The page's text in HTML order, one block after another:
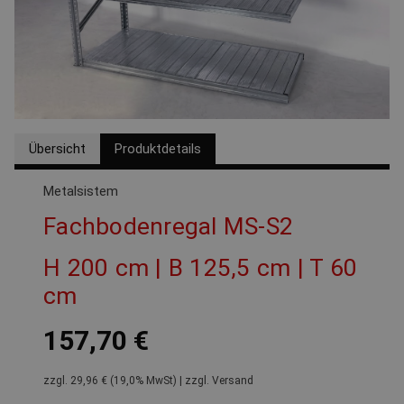
Übersicht Produktdetails
Metalsistem
Fachbodenregal MS-S2
H 200 cm | B 125,5 cm | T 60
cm
157,70 €
zzgl. 29,96 € (19,0% MwSt) | zzgl. Versand